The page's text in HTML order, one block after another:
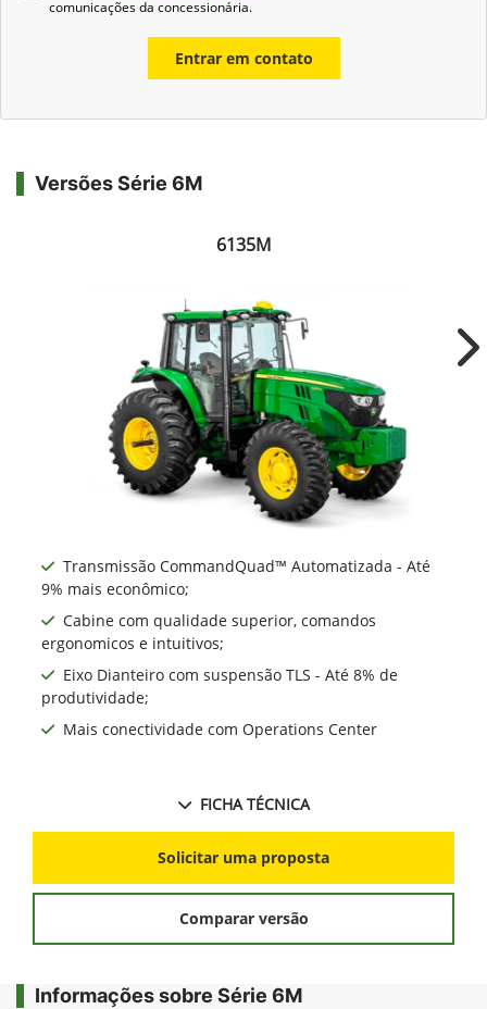
comunicações da concessionária.
Entrar em contato
Versões Série 6M
6135M
Transmissão CommandQuad™ Automatizada - Até
9% mais econômico;
Cabine com qualidade superior, comandos
ergonomicos e intuitivos;
Eixo Dianteiro com suspensão TLS - Até 8% de
produtividade;
Mais conectividade com Operations Center
FICHA TÉCNICA
Solicitar uma proposta
Comparar versão
Informações sobre Série 6M